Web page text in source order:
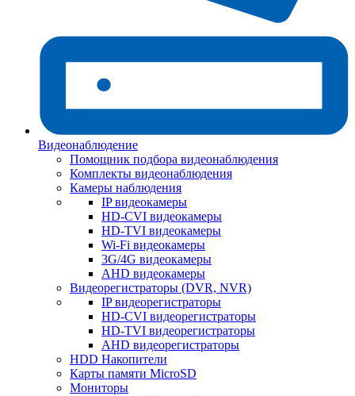
Видеонаблюдение
Помощник подбора видеонаблюдения
Комплекты видеонаблюдения
Камеры наблюдения
IP видеокамеры
HD-CVI видеокамеры
HD-TVI видеокамеры
Wi-Fi видеокамеры
3G/4G видеокамеры
AHD видеокамеры
Видеорегистраторы (DVR, NVR)
IP видеорегистраторы
HD-CVI видеорегистраторы
HD-TVI видеорегистраторы
AHD видеорегистраторы
HDD Накопители
Карты памяти MicroSD
Мониторы